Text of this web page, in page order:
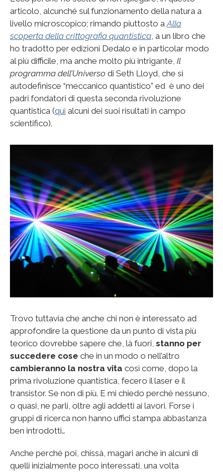
articolo, alcunché sul funzionamento della natura a
livello microscopico; rimando piuttosto a Alla
scoperta della crittografia quantistica , a un libro che
ho tradotto per edizioni Dedalo e in particolar modo
al più difficile, ma anche molto più intrigante, Il
programma dell’Universo di Seth Lloyd, che si
autodefinisce “meccanico quantistico” ed è uno dei
padri fondatori di questa seconda rivoluzione
quantistica (qui alcuni dei suoi risultati in campo
scientifico).
Trovo tuttavia che anche chi non è interessato ad
approfondire la questione da un punto di vista più
teorico dovrebbe sapere che, là fuori, stanno per
succedere cose che in un modo o nell’altro
cambieranno la nostra vita così come, dopo la
prima rivoluzione quantistica, fecero il laser e il
transistor. Se non di più. E mi chiedo perché nessuno,
o quasi, ne parli, oltre agli addetti ai lavori. Forse i
gruppi di ricerca non hanno uffici stampa abbastanza
ben introdotti…
Anche perché poi, chissà, magari anche in alcuni di
quelli inizialmente poco interessati, una volta